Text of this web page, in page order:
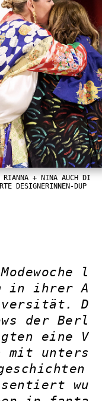
RIANNA + NINA AUCH DI
DESIGNERINNEN-DUP
l
in ihrer A
D
der Berl
eine V
mit unters
wu